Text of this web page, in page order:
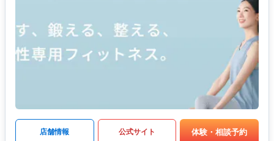
店舗情報 公式サイト 体験・相談予約